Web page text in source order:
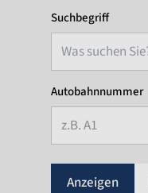
Suchbegriff
Autobahnnummer
z.B. A1